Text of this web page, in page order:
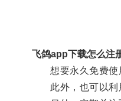
飞鸽app下载怎么注
想要永久免费使用
此外，也可以利用